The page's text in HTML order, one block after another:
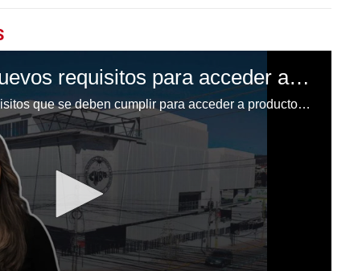
¿Cuáles son los nuevos requisitos para acceder a productos financieros?
¿Cuáles son los nuevos requisitos que se deben cumplir para acceder a productos financieros?